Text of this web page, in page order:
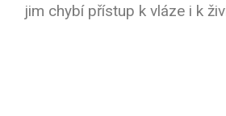
jim chybí přístup k vláze i k